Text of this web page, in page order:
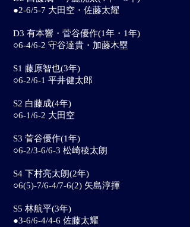
●2-6/5-7 大田空・佐藤太耀
D3 有本響・菅谷優作(1年・1年)
○6-4/6-2 守谷達貴・加藤木塁
S1 藤原智也(3年)
○6-2/6-1 平井健太郎
S2 白藤成(4年)
○6-1/6-2 大田空
S3 菅谷優作(1年)
○6-2/3-6/6-3 松崎稜太朗
S4 下村亮太朗(2年)
○6(5)-7/6-4/7-6(2) 矢島淳揮
S5 林航平(3年)
●3-6/6-4/4-6 佐藤太耀